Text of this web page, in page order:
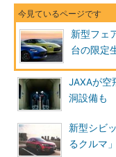
新型フェ
台の限定
JAXAが空
洞設備も
新型シビ
るクルマ